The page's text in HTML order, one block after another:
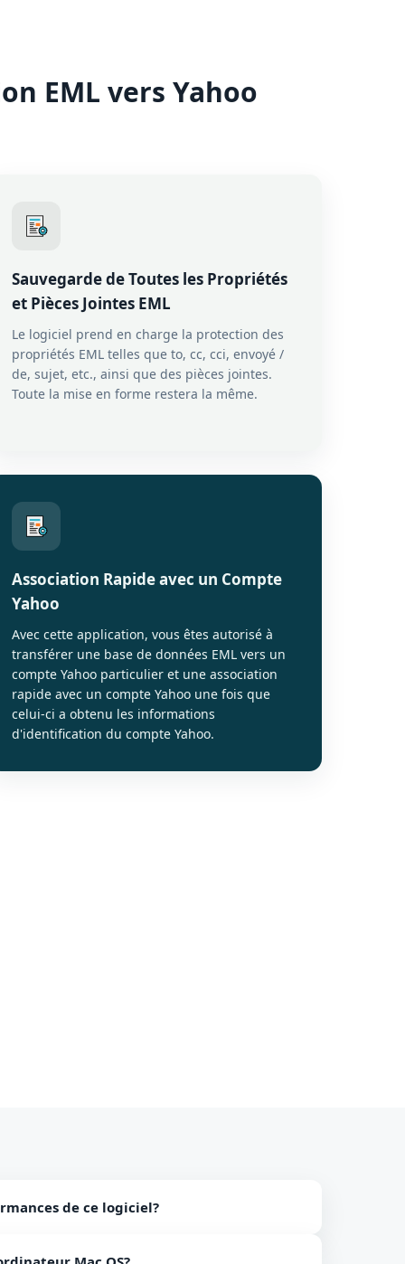
EML vers Yahoo
Sauvegarde de Toutes les Propriétés
et Pièces Jointes EML
Le logiciel prend en charge la protection des
propriétés EML telles que to, cc, cci, envoyé /
de, sujet, etc., ainsi que des pièces jointes.
Toute la mise en forme restera la même.
Association Rapide avec un Compte
Yahoo
Avec cette application, vous êtes autorisé à
transférer une base de données EML vers un
compte Yahoo particulier et une association
rapide avec un compte Yahoo une fois que
celui-ci a obtenu les informations
d'identification du compte Yahoo.
de ce logiciel?